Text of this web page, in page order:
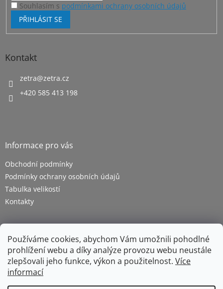
Používáme cookies, abychom Vám umožnili pohodlné
prohlížení webu a díky analýze provozu webu neustále
zlepšovali jeho funkce, výkon a použitelnost. Více
informací
Souhlasím s podmínkami ochrany osobních údajů
PŘIHLÁSIT SE
Kontakt
zetra@zetra.cz
+420 585 413 198
Informace pro vás
Obchodní podmínky
Podmínky ochrany osobních údajů
Tabulka velikostí
Kontakty